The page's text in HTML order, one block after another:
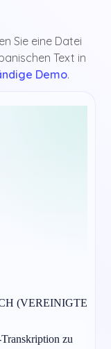
Sie eine Datei
Text in
Demo.